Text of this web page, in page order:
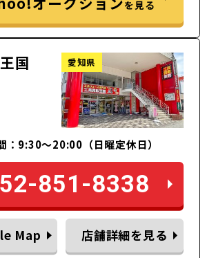
を見る
国
愛知県
：9:30～20:00（日曜定休日）
851-8338
Map 店舗詳細を見る